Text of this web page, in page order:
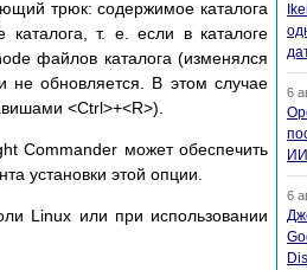
трюк: содержимое каталога
т. е. если в каталоге
файлов каталога (изменялся
обновляется. В этом случае
<Ctrl>+<R>).
Commander может обеспечить
установки этой опции.
Linux или при использовании
6
6